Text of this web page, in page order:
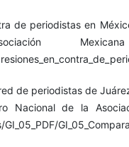
de periodistas en
de periodistas de
Nacional de la